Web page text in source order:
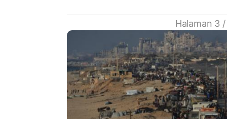
Halaman 3